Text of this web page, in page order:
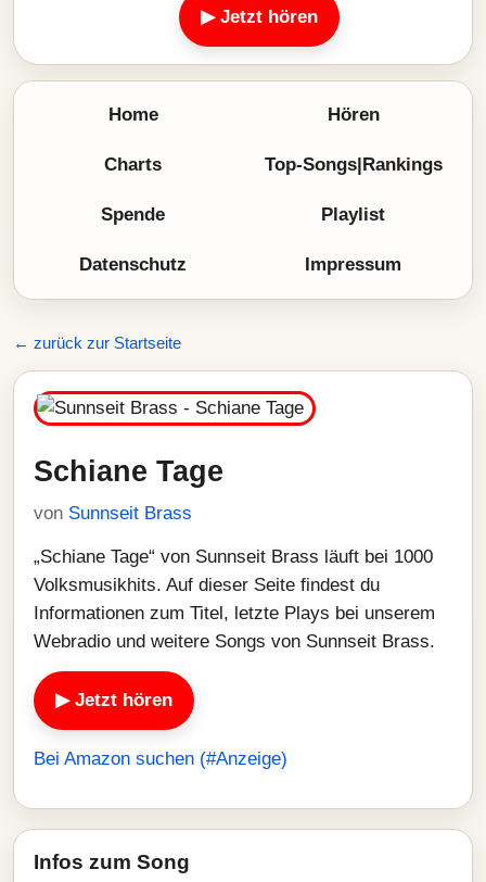
▶ Jetzt hören
Home Hören
Charts Top-Songs|Rankings
Spende Playlist
Datenschutz Impressum
← zurück zur Startseite
Schiane Tage
von Sunnseit Brass
„Schiane Tage“ von Sunnseit Brass läuft bei 1000
Volksmusikhits. Auf dieser Seite findest du
Informationen zum Titel, letzte Plays bei unserem
Webradio und weitere Songs von Sunnseit Brass.
▶ Jetzt hören
Bei Amazon suchen (#Anzeige)
Infos zum Song